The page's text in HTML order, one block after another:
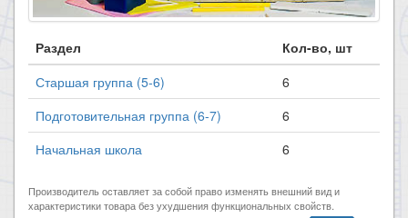
Раздел
Кол-во, шт
Старшая группа (5-6)
6
Подготовительная группа (6-7)
6
Начальная школа
6
Производитель оставляет за собой право изменять внешний вид и
характеристики товара без ухудшения функциональных свойств.